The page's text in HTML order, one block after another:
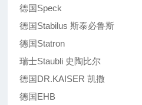
德国Speck
德国Stabilus 斯泰必鲁斯
德国Statron
瑞士Staubli 史陶比尔
德国DR.KAISER 凯撒
德国EHB